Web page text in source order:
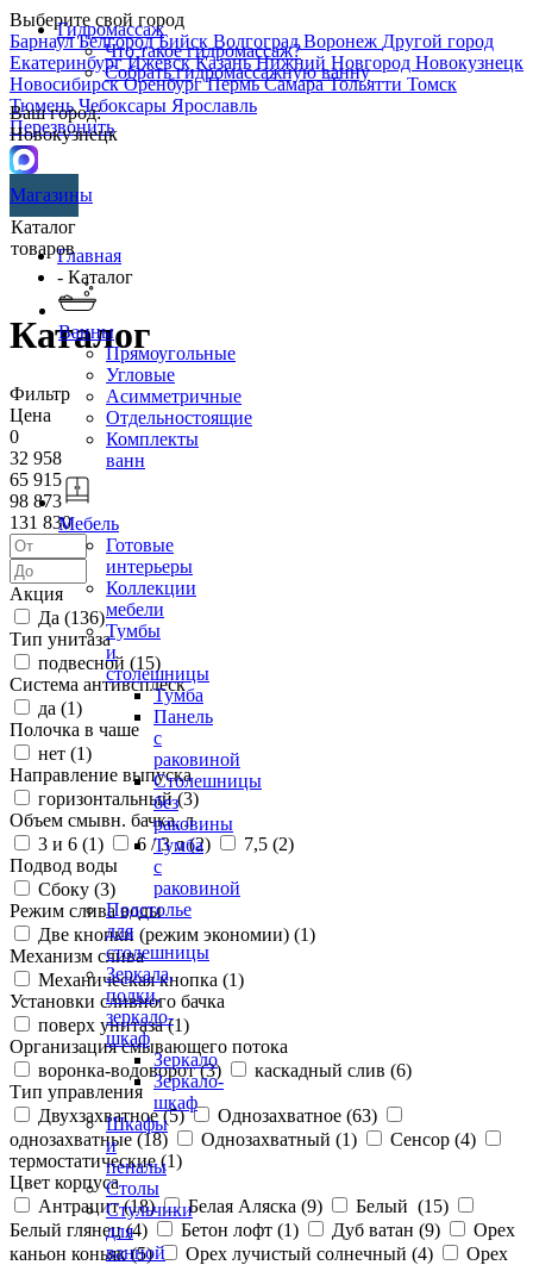
Выберите свой город
БарнаулБелгородБийск ВолгоградВоронеж Другой город
ЕкатеринбургИжевскКазаньНижний Новгород Новокузнецк
НовосибирскОренбургПермьСамараТольятти Томск
ТюменьЧебоксары Ярославль
Перезвонить
Гидромассаж
Что такое гидромассаж?
Собрать гидромассажную ванну
Ваш город:
Новокузнецк
Магазины
Каталог
товаров
Ванны
Прямоугольные
Угловые
Асимметричные
Отдельностоящие
Комплекты
ванн
Мебель
Готовые
интерьеры
Коллекции
мебели
Тумбы
и
столешницы
Тумба
Панель
с
раковиной
Столешницы
без
раковины
Тумба
с
раковиной
Подстолье
для
столешницы
Зеркала,
полки,
зеркало-
шкаф
Зеркало
Зеркало-
шкаф
Шкафы
и
пеналы
Столы
Стульчики
для
ванной
Главная
- Каталог
Каталог
Фильтр
Цена
0
32 958
65 915
98 873
131 830
Акция
Да (136)
Тип унитаза
подвесной (15)
Система антивсплеск
да (1)
Полочка в чаше
нет (1)
Направление выпуска
горизонтальный (3)
Объем смывн. бачка, л
3 и 6 (1) 6 / 3 л (2) 7,5 (2)
Подвод воды
Сбоку (3)
Режим слива воды
Две кнопки (режим экономии) (1)
Механизм слива
Механическая кнопка (1)
Установки сливного бачка
поверх унитаза (1)
Организация смывающего потока
воронка-водоворот (3) каскадный слив (6)
Тип управления
Двухзахватное (5) Однозахватное (63)
однозахватные (18) Однозахватный (1) Сенсор (4)
термостатические (1)
Цвет корпуса
Антрацит (18) Белая Аляска (9) Белый (15)
Белый глянец (4) Бетон лофт (1) Дуб ватан (9)
Орех
каньон коньяк (5) Орех лучистый солнечный (4)
Орех